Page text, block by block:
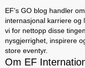
EF's GO blog handler
internasjonal karriere og
vi for nettopp disse
nysgjerrighet, inspirere
store eventyr.
Om EF